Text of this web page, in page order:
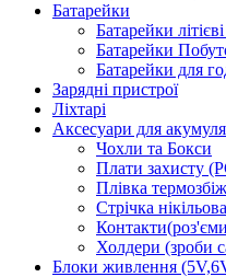
Батарейки
Батарейки
Батарейки
Батарейки для
Зарядні пристрої
Ліхтарі
Аксесуари для
Чохли та Бокси
Плати захисту
Плівка
Стрічка
Холдери (зроби
Блоки живлення